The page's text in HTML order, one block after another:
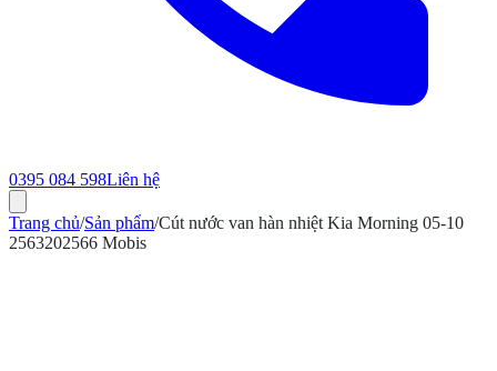
0395 084 598Liên hệ
Trang chủ/Sản phẩm/Cút nước van hàn nhiệt Kia Morning 05-10
2563202566 Mobis